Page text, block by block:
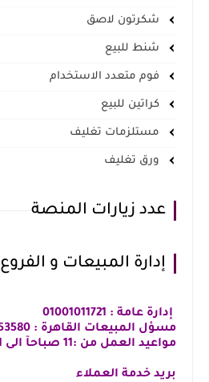
شكرتون لاصق
شنط للبيع
فوم متعدد الاستخدام
كراتين للبيع
مستلزمات تغليف
ورق تغليف
عدد زيارات المنصة
إدارة المبيعات و الفروع
إدارة عامة : 01001011721
مسؤل المبيعات القاهرة : 01116453580
مواعيد العمل من :11 صباحآ الى 11 مساءآ
بريد خدمة العملاء